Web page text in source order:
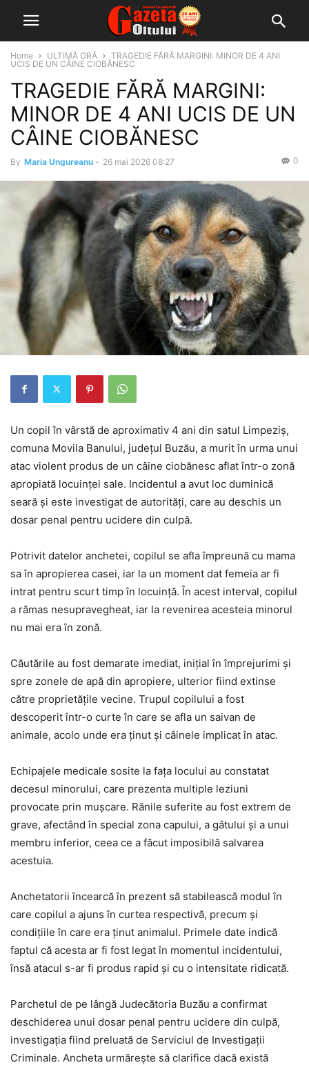
Home ULTIMĂ ORĂ
TRAGEDIE FĂRĂ MARGINI: MINOR DE 4 ANI
UCIS DE UN CÂINE CIOBĂNESC
TRAGEDIE FĂRĂ MARGINI:
MINOR DE 4 ANI UCIS DE UN
CÂINE CIOBĂNESC
By Maria Ungureanu - 26 mai 2026 08:27 0
Un copil în vârstă de aproximativ 4 ani din satul Limpeziș,
comuna Movila Banului, județul Buzău, a murit în urma unui
atac violent produs de un câine ciobănesc aflat într-o zonă
apropiată locuinței sale. Incidentul a avut loc duminică
seară și este investigat de autorități, care au deschis un
dosar penal pentru ucidere din culpă.
Potrivit datelor anchetei, copilul se afla împreună cu mama
sa în apropierea casei, iar la un moment dat femeia ar fi
intrat pentru scurt timp în locuință. În acest interval, copilul
a rămas nesupravegheat, iar la revenirea acesteia minorul
nu mai era în zonă.
Căutările au fost demarate imediat, inițial în împrejurimi și
spre zonele de apă din apropiere, ulterior fiind extinse
către proprietățile vecine. Trupul copilului a fost
descoperit într-o curte în care se afla un saivan de
animale, acolo unde era ținut și câinele implicat în atac.
Echipajele medicale sosite la fața locului au constatat
decesul minorului, care prezenta multiple leziuni
provocate prin mușcare. Rănile suferite au fost extrem de
grave, afectând în special zona capului, a gâtului și a unui
membru inferior, ceea ce a făcut imposibilă salvarea
acestuia.
Anchetatorii încearcă în prezent să stabilească modul în
care copilul a ajuns în curtea respectivă, precum și
condițiile în care era ținut animalul. Primele date indică
faptul că acesta ar fi fost legat în momentul incidentului,
însă atacul s-ar fi produs rapid și cu o intensitate ridicată.
Parchetul de pe lângă Judecătoria Buzău a confirmat
deschiderea unui dosar penal pentru ucidere din culpă,
investigația fiind preluată de Serviciul de Investigații
Criminale. Ancheta urmărește să clarifice dacă există